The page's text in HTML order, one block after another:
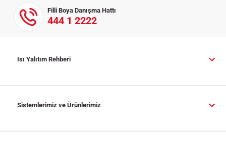
Filli Boya Danışma Hattı
444 1 2222
Isı Yalıtım Rehberi
Sistemlerimiz ve Ürünlerimiz